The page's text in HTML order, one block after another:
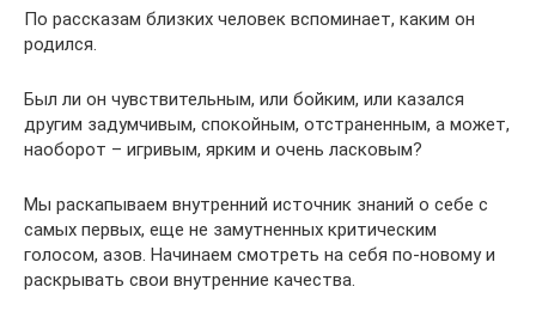
По рассказам близких человек вспоминает, каким он
родился.
Был ли он чувствительным, или бойким, или казался
другим задумчивым, спокойным, отстраненным, а может,
наоборот – игривым, ярким и очень ласковым?
Мы раскапываем внутренний источник знаний о себе с
самых первых, еще не замутненных критическим
голосом, азов. Начинаем смотреть на себя по-новому и
раскрывать свои внутренние качества.